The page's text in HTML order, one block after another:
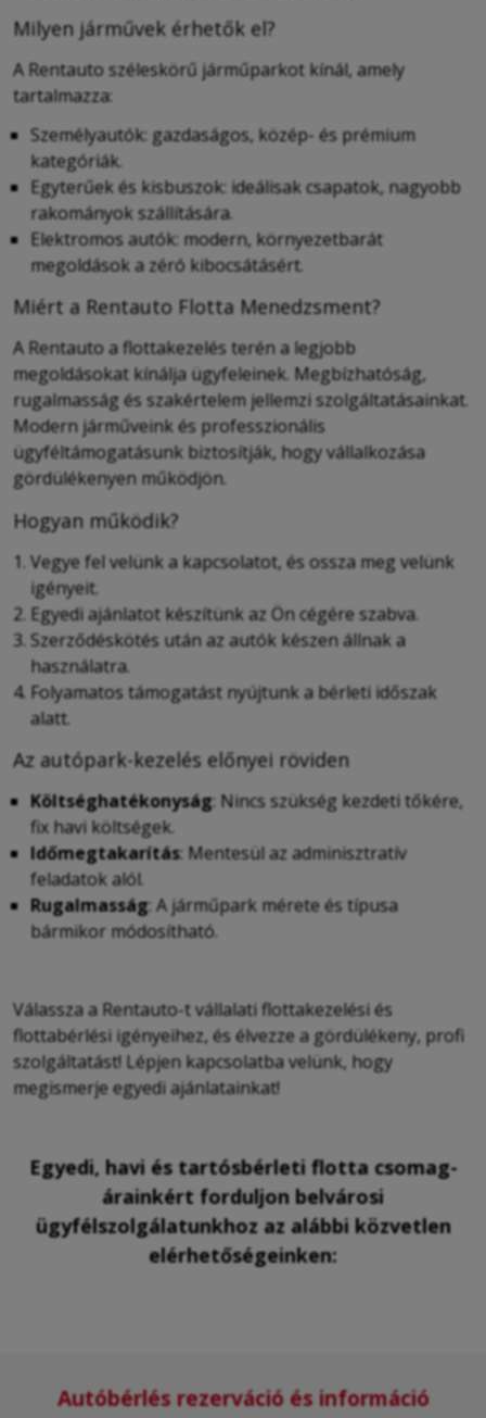
Milyen járművek érhetők el?
A Rentauto széleskörű járműparkot kínál, amely
tartalmazza:
Személyautók: gazdaságos, közép- és prémium
kategóriák.
Egyterűek és kisbuszok: ideálisak csapatok, nagyobb
rakományok szállítására.
Elektromos autók: modern, környezetbarát
megoldások a zéró kibocsátásért.
Miért a Rentauto Flotta Menedzsment?
A Rentauto a flottakezelés terén a legjobb
megoldásokat kínálja ügyfeleinek. Megbízhatóság,
rugalmasság és szakértelem jellemzi szolgáltatásainkat.
Modern járműveink és professzionális
ügyféltámogatásunk biztosítják, hogy vállalkozása
gördülékenyen működjön.
Hogyan működik?
Vegye fel velünk a kapcsolatot, és ossza meg velünk
igényeit.
Egyedi ajánlatot készítünk az Ön cégére szabva.
Szerződéskötés után az autók készen állnak a
használatra.
Folyamatos támogatást nyújtunk a bérleti időszak
alatt.
Az autópark-kezelés előnyei röviden
Költséghatékonyság: Nincs szükség kezdeti tőkére,
fix havi költségek.
Időmegtakarítás: Mentesül az adminisztratív
feladatok alól.
Rugalmasság: A járműpark mérete és típusa
bármikor módosítható.
Válassza a Rentauto-t vállalati flottakezelési és
flottabérlési igényeihez, és élvezze a gördülékeny, profi
szolgáltatást! Lépjen kapcsolatba velünk, hogy
megismerje egyedi ajánlatainkat!
Egyedi, havi és tartósbérleti flotta csomag-
árainkért forduljon belvárosi
ügyfélszolgálatunkhoz az alábbi közvetlen
elérhetőségeinken:
Autóbérlés rezerváció és információ